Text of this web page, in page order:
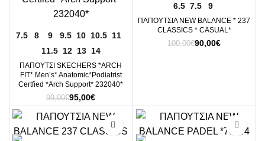
7.5 8 9 9.5 10 10.5 11
11.5 12 13 14
ΠΑΠΟΥΤΣΙ SKECHERS *ARCH
FIT* Men’s* Anatomic*Podiatrist
Certfied *Arch Support* 232040*
99,00€Original
price
was:
99,00€.
95,00€Η
τρέχουσα
τιμή
είναι:
6.5 7.5 9
ΠΑΠΟΥΤΣΙΑ NEW BALANCE * 237
CLASSICS * CASUAL*
100,00€Original
90,00€Η